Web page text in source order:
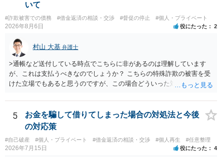
いて
#詐欺被害での債務 #借金返済の相談・交渉 #督促の停止 #個人・プライベート
2026年8月6日 役にたった 2
村山 大基 弁護士
>通帳など送付している時点でこちらに非があるのは理解しています
が、これは支払うべきなのでしょうか？ こちらの特殊詐欺の被害を受
けた立場でもあると思うのですが、この場合どういった対処が必要で
がいいとは思います。 そもそも、特殊詐欺関係なく旦那さんの行為
は法に触れる可能性もあります。 ＞100万を支払わず穏便に和解する
ことは可能でしょうか？ →一般的には難しいです。相談者さんも１０
たら、 できるだけ重い刑罰を与えて欲しい、と思われるのではない
でしょうか。 ＞弁護士さんに入ってもらうことで支払額が下がること
5
お金を騙して借りてしまった場合の対処法と今後
の対応策
#自己破産 #個人・プライベート #借金返済の相談・交渉 #個人再生 #任意整理
2026年7月15日 役にたった 4